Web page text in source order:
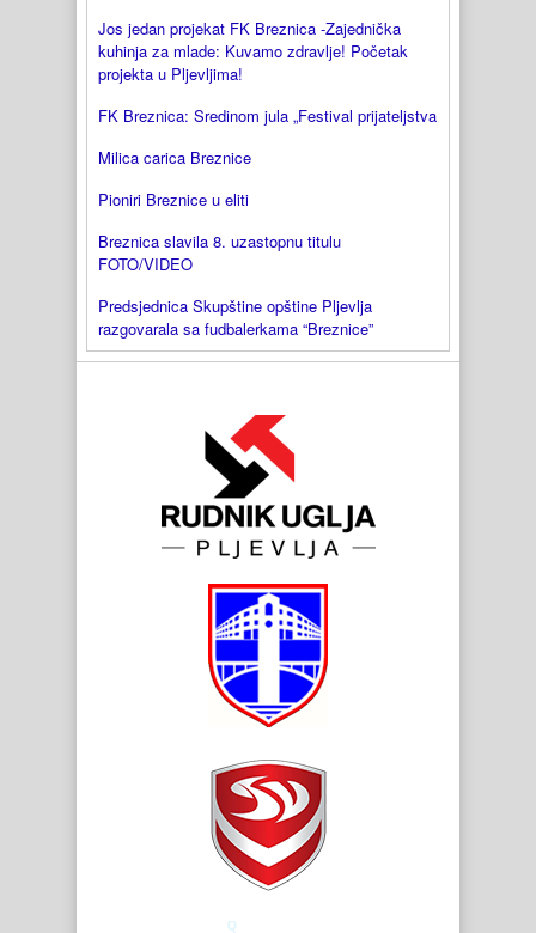
Jos jedan projekat FK Breznica -Zajednička
kuhinja za mlade: Kuvamo zdravlje! Početak
projekta u Pljevljima!
FK Breznica: Sredinom jula „Festival prijateljstva
Milica carica Breznice
Pioniri Breznice u eliti
Breznica slavila 8. uzastopnu titulu
FOTO/VIDEO
Predsjednica Skupštine opštine Pljevlja
razgovarala sa fudbalerkama “Breznice”